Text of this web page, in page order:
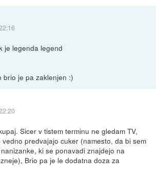
je legenda legend
brio je pa zaklenjen :)
Sicer v tistem terminu ne gledam TV,
predvajajo cuker (namesto, da bi sem
ki se ponavadi znajdejo na
Brio pa je le dodatna doza za